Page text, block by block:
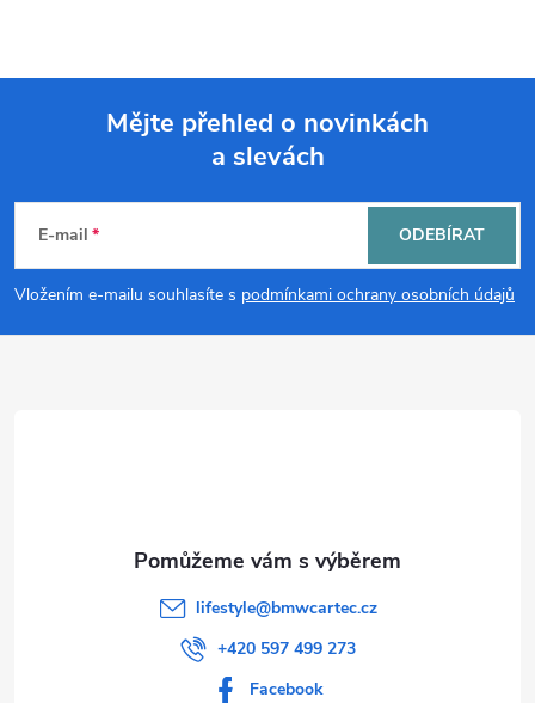
p
a
Mějte přehled o novinkách
a slevách
E-mail
Vložením e-mailu souhlasíte s podmínkami ochrany osobních údajů
ODEBÍRAT
lifestyle@bmwcartec.cz
+420 597 499 273
Facebook